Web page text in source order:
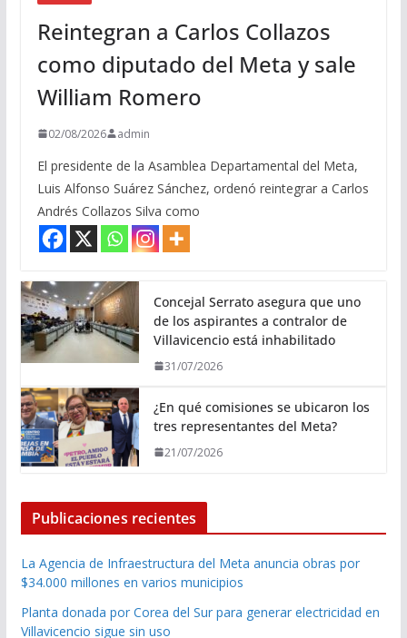
Reintegran a Carlos Collazos
como diputado del Meta y sale
William Romero
02/08/2026 admin
El presidente de la Asamblea Departamental del Meta,
Luis Alfonso Suárez Sánchez, ordenó reintegrar a Carlos
Andrés Collazos Silva como
Concejal Serrato asegura que uno
de los aspirantes a contralor de
Villavicencio está inhabilitado
31/07/2026
¿En qué comisiones se ubicaron los
tres representantes del Meta?
21/07/2026
Publicaciones recientes
La Agencia de Infraestructura del Meta anuncia obras por
$34.000 millones en varios municipios
Planta donada por Corea del Sur para generar electricidad en
Villavicencio sigue sin uso